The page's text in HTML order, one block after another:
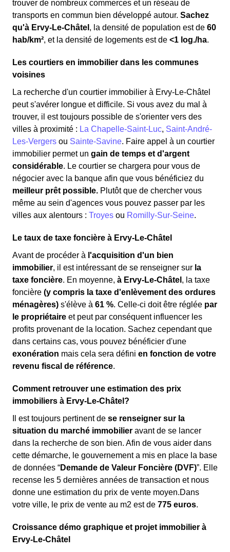
trouver de nombreux commerces et un réseau de
transports en commun bien développé autour. Sachez
qu'à Ervy-Le-Châtel , la densité de population est de 60
hab/km², et la densité de logements est de <1 log./ha.
Les courtiers en immobilier dans les communes
voisines
La recherche d'un courtier immobilier à Ervy-Le-Châtel
peut s'avérer longue et difficile. Si vous avez du mal à
trouver, il est toujours possible de s'orienter vers des
villes à proximité : La Chapelle-Saint-Luc, Saint-André-
Les-Vergers ou Sainte-Savine. Faire appel à un courtier
immobilier permet un gain de temps et d'argent
considérable. Le courtier se chargera pour vous de
négocier avec la banque afin que vous bénéficiez du
meilleur prêt possible. Plutôt que de chercher vous
même au sein d'agences vous pouvez passer par les
villes aux alentours : Troyes ou Romilly-Sur-Seine.
Le taux de taxe foncière à Ervy-Le-Châtel
Avant de procéder à l'acquisition d'un bien
immobilier, il est intéressant de se renseigner sur la
taxe foncière. En moyenne, à Ervy-Le-Châtel , la taxe
foncière (y compris la taxe d'enlèvement des ordures
ménagères) s'élève à 61 %. Celle-ci doit être réglée par
le propriétaire et peut par conséquent influencer les
profits provenant de la location. Sachez cependant que
dans certains cas, vous pouvez bénéficier d'une
exonération mais cela sera défini en fonction de votre
revenu fiscal de référence.
Comment retrouver une estimation des prix
immobiliers à Ervy-Le-Châtel?
Il est toujours pertinent de se renseigner sur la
situation du marché immobilier avant de se lancer
dans la recherche de son bien. Afin de vous aider dans
cette démarche, le gouvernement a mis en place la base
de données “Demande de Valeur Foncière (DVF)”. Elle
recense les 5 dernières années de transaction et nous
donne une estimation du prix de vente moyen.Dans
votre ville, le prix de vente au m2 est de 775 euros.
Croissance démo graphique et projet immobilier à
Ervy-Le-Châtel